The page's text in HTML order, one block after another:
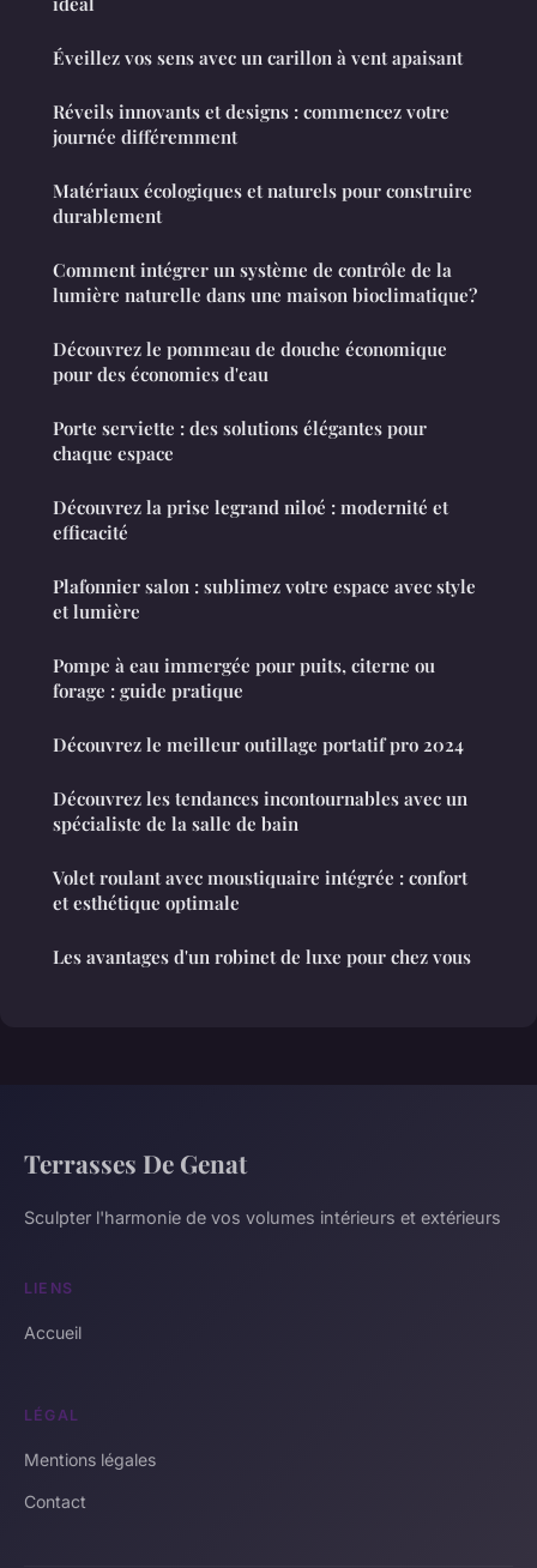
Éveillez vos sens avec un carillon à vent apaisant
Réveils innovants et designs : commencez votre
journée différemment
Matériaux écologiques et naturels pour construire
durablement
Comment intégrer un système de contrôle de la
lumière naturelle dans une maison bioclimatique?
Découvrez le pommeau de douche économique
pour des économies d'eau
Porte serviette : des solutions élégantes pour
chaque espace
Découvrez la prise legrand niloé : modernité et
efficacité
Plafonnier salon : sublimez votre espace avec style
et lumière
Pompe à eau immergée pour puits, citerne ou
forage : guide pratique
Découvrez le meilleur outillage portatif pro 2024
Découvrez les tendances incontournables avec un
spécialiste de la salle de bain
Volet roulant avec moustiquaire intégrée : confort
et esthétique optimale
Les avantages d'un robinet de luxe pour chez vous
Terrasses De Genat
Sculpter l'harmonie de vos volumes intérieurs et extérieurs
LIENS
Accueil
LÉGAL
Mentions légales
Contact